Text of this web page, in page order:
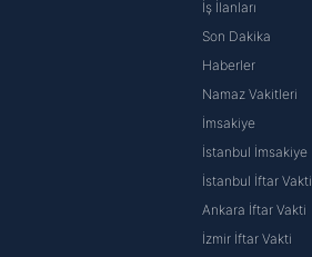
İş İlanları
Son Dakika
Haberler
Namaz Vakitleri
İmsakiye
İstanbul İmsakiye
İstanbul İftar Vakti
Ankara İftar Vakti
İzmir İftar Vakti